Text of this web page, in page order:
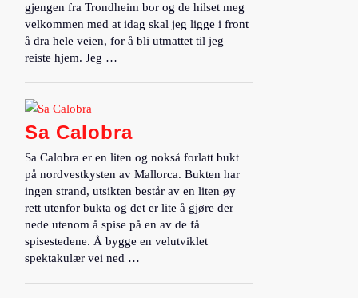
gjengen fra Trondheim bor og de hilset meg
velkommen med at idag skal jeg ligge i front
å dra hele veien, for å bli utmattet til jeg
reiste hjem. Jeg …
Sa Calobra
Sa Calobra er en liten og nokså forlatt bukt
på nordvestkysten av Mallorca. Bukten har
ingen strand, utsikten består av en liten øy
rett utenfor bukta og det er lite å gjøre der
nede utenom å spise på en av de få
spisestedene. Å bygge en velutviklet
spektakulær vei ned …